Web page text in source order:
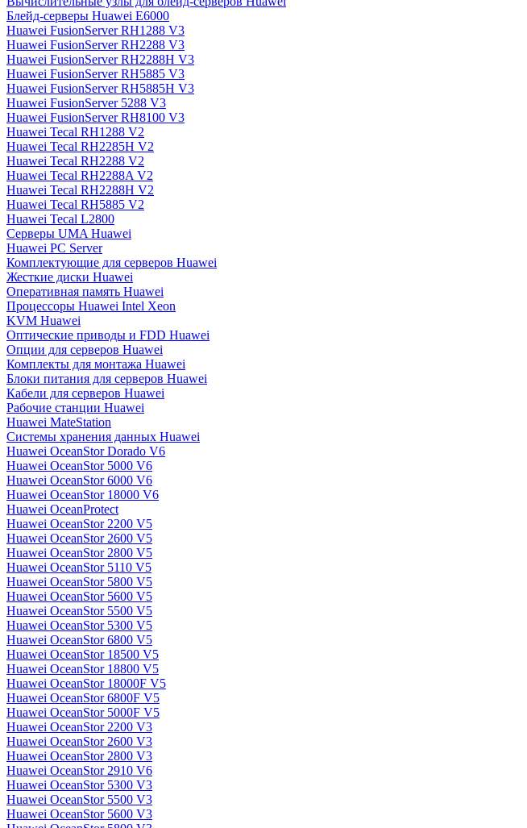
Блейд-серверы Huawei E6000
Huawei FusionServer RH1288 V3
Huawei FusionServer RH2288 V3
Huawei FusionServer RH2288H V3
Huawei FusionServer RH5885 V3
Huawei FusionServer RH5885H V3
Huawei FusionServer 5288 V3
Huawei FusionServer RH8100 V3
Huawei Tecal RH1288 V2
Huawei Tecal RH2285H V2
Huawei Tecal RH2288 V2
Huawei Tecal RH2288A V2
Huawei Tecal RH2288H V2
Huawei Tecal RH5885 V2
Huawei Tecal L2800
Серверы UMA Huawei
Huawei PC Server
Комплектующие для серверов Huawei
Жесткие диски Huawei
Оперативная память Huawei
Процессоры Huawei Intel Xeon
KVM Huawei
Оптические приводы и FDD Huawei
Опции для серверов Huawei
Комплекты для монтажа Huawei
Блоки питания для серверов Huawei
Кабели для серверов Huawei
Рабочие станции Huawei
Huawei MateStation
Системы хранения данных Huawei
Huawei OceanStor Dorado V6
Huawei OceanStor 5000 V6
Huawei OceanStor 6000 V6
Huawei OceanStor 18000 V6
Huawei OceanProtect
Huawei OceanStor 2200 V5
Huawei OceanStor 2600 V5
Huawei OceanStor 2800 V5
Huawei OceanStor 5110 V5
Huawei OceanStor 5800 V5
Huawei OceanStor 5600 V5
Huawei OceanStor 5500 V5
Huawei OceanStor 5300 V5
Huawei OceanStor 6800 V5
Huawei OceanStor 18500 V5
Huawei OceanStor 18800 V5
Huawei OceanStor 18000F V5
Huawei OceanStor 6800F V5
Huawei OceanStor 5000F V5
Huawei OceanStor 2200 V3
Huawei OceanStor 2600 V3
Huawei OceanStor 2800 V3
Huawei OceanStor 2910 V6
Huawei OceanStor 5300 V3
Huawei OceanStor 5500 V3
Huawei OceanStor 5600 V3